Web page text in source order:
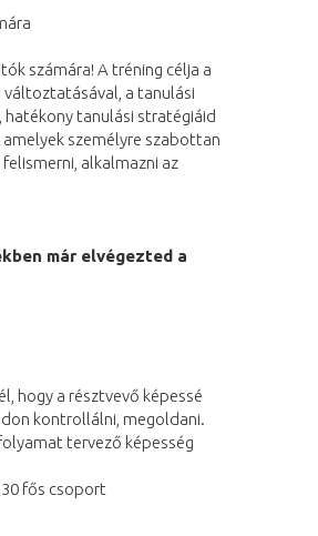
számára! A tréning célja a
a tanulási
tanulási stratégiáid
személyre szabottan
alkalmazni az
már elvégezted a
hogy a résztvevő képessé
kontrollálni, megoldani.
tervező képesség
fős csoport